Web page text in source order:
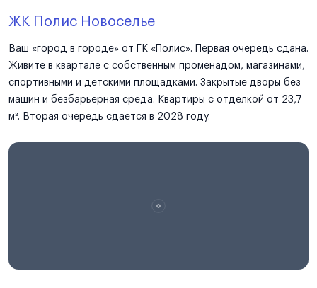
ЖК Полис Новоселье
Ваш «город в городе» от ГК «Полис». Первая очередь сдана.
Живите в квартале с собственным променадом, магазинами,
спортивными и детскими площадками. Закрытые дворы без
машин и безбарьерная среда. Квартиры с отделкой от 23,7
м². Вторая очередь сдается в 2028 году.